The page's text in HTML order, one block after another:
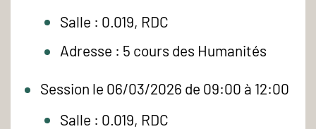
Salle : 0.019, RDC
Adresse : 5 cours des Humanités
Session le 06/03/2026 de 09:00 à 12:00
Salle : 0.019, RDC